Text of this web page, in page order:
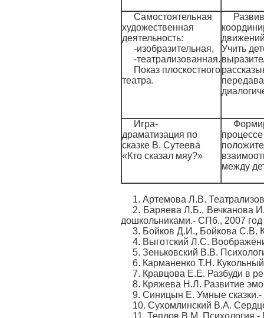
Самостоятельная
художественная
деятельность:
-изобразительная,
-театрализованная.
Показ плоскостного
театра.
Учить
Игра-
драматизация по
сказке В. Сутеева
«Кто сказал мяу?»
между
1. Артемова Л.В.
2. Баряева Л.Б., Вечканова
дошкольниками.- СПб., 2007 год
3. Бойков Д.И., Бойкова С.В.
4. Выготский Л.С.
5. Зеньковский В.В.
6. Карманенко Т.Н.
7. Кравцова Е.Е. Разбуди в
8. Кряжева Н.Л. Развитие
9. Синицын Е. Умные сказки.-
10. Сухомлинский В.А.
11. Теплов В.М. Психология.-